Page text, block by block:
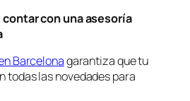
con una asesoría
Barcelonagarantiza que tu
todas las novedades para